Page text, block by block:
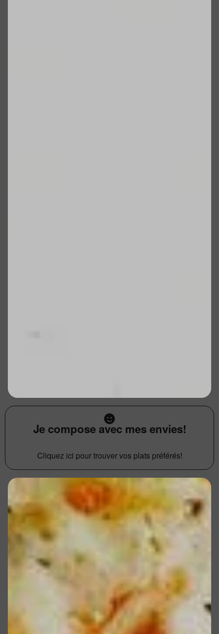
Je compose avec mes envies!
Cliquez ici pour trouver vos plats préférés!